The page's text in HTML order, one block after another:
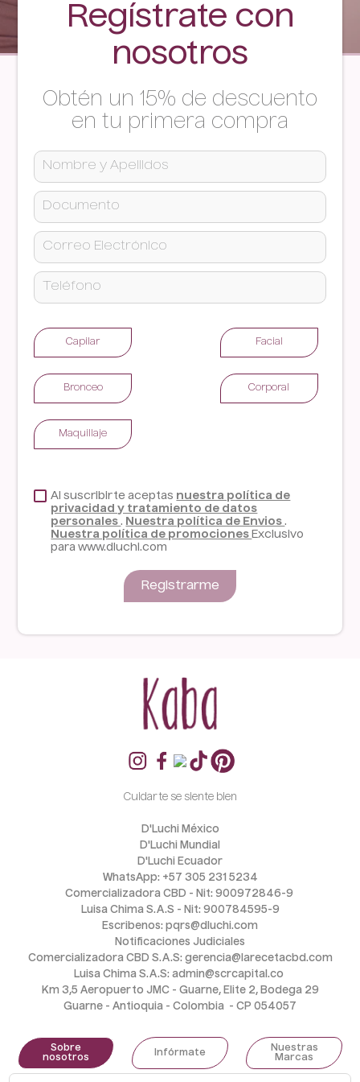
Regístrate con
nosotros
Obtén un 15% de descuento
en tu primera compra
Capilar Facial
Bronceo Corporal
Maquillaje
Al suscribirte aceptas nuestra política de
privacidad y tratamiento de datos
personales. Nuestra política de Envios.
Nuestra política de promociones Exclusivo
para www.dluchi.com
Registrarme
Cuidarte se siente bien
D'Luchi México
D'Luchi Mundial
D'Luchi Ecuador
WhatsApp: +57 305 231 5234
Comercializadora CBD - Nit: 900972846-9
Luisa Chima S.A.S - Nit: 900784595-9
Escribenos: pqrs@dluchi.com
Notificaciones Judiciales
Comercializadora CBD S.A.S: gerencia@larecetacbd.com
Luisa Chima S.A.S: admin@scrcapital.co
Km 3,5 Aeropuerto JMC - Guarne, Elite 2, Bodega 29
Guarne - Antioquia - Colombia  - CP 054057
Sobre
nosotros
Infórmate
Nuestras
Marcas